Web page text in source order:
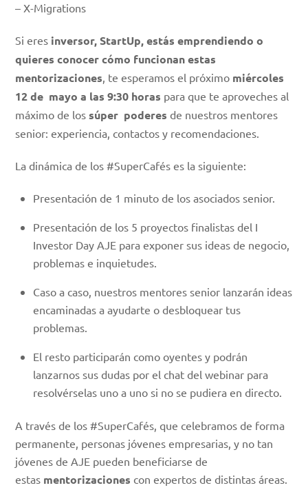
– X-Migrations
Si eres inversor, StartUp, estás emprendiendo o
quieres conocer cómo funcionan estas
mentorizaciones, te esperamos el próximo miércoles
12 de mayo a las 9:30 horas para que te aproveches al
máximo de lossúper poderes de nuestros mentores
senior: experiencia, contactos y recomendaciones.
La dinámica de los #SuperCafés es la siguiente:
Presentación de 1 minuto de los asociados senior.
Presentación de los 5 proyectos finalistas del I
Investor Day AJE para exponer sus ideas de negocio,
problemas e inquietudes.
Caso a caso, nuestros mentores senior lanzarán ideas
encaminadas a ayudarte o desbloquear tus
problemas.
El resto participarán como oyentes y podrán
lanzarnos sus dudas por el chat del webinar para
resolvérselas uno a uno si no se pudiera en directo.
A través de los #SuperCafés, que celebramos de forma
permanente, personas jóvenes empresarias, y no tan
jóvenes de AJE pueden beneficiarse de
estas mentorizaciones con expertos de distintas áreas.